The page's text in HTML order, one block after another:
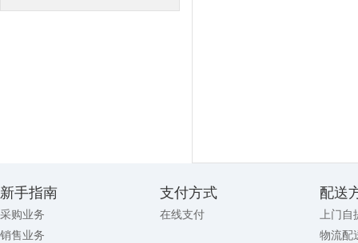
新手指南
采购业务
销售业务
支付方式
在线支付
配送
上门自
物流配